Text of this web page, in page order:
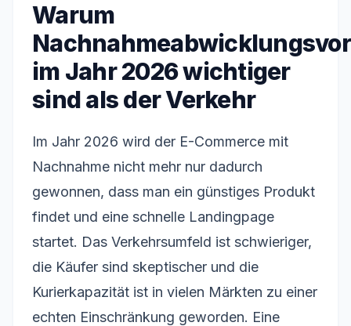
Warum
im Jahr 2026 wichtiger
sind als der Verkehr
Im Jahr 2026 wird der E-Commerce mit
Nachnahme nicht mehr nur dadurch
gewonnen, dass man ein günstiges Produkt
findet und eine schnelle Landingpage
startet. Das Verkehrsumfeld ist schwieriger,
die Käufer sind skeptischer und die
Kurierkapazität ist in vielen Märkten zu einer
echten Einschränkung geworden. Eine